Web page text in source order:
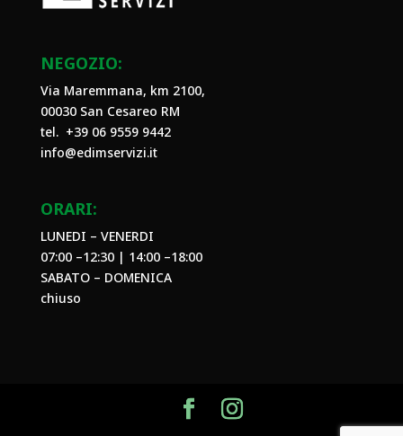
NEGOZIO:
Via Maremmana, km 2100,
00030 San Cesareo RM
tel. +39 06 9559 9442
info@edimservizi.it
ORARI:
LUNEDI – VENERDI
07:00 –12:30 | 14:00 –18:00
SABATO – DOMENICA
chiuso